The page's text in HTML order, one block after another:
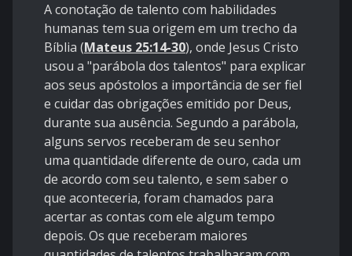
A conotação de talento com habilidades
humanas tem sua origem em um trecho da
Bíblia (Mateus 25:14-30), onde Jesus Cristo
usou a "parábola dos talentos" para explicar
aos seus apóstolos a importância de ser fiel
e cuidar das obrigações emitido por Deus,
durante sua ausência. Segundo a parábola,
alguns servos receberam de seu senhor
uma quantidade diferente de ouro, cada um
de acordo com seu talento, e sem saber o
que aconteceria, foram chamados para
acertar as contas com ele algum tempo
depois. Os que receberam maiores